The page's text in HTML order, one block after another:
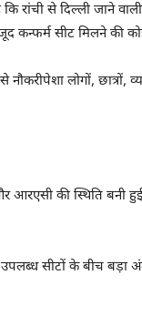
रांची से दिल्ली जाने
कन्फर्म सीट मिलने की
लोगों, छात्रों,
और आरएसी की स्थिति
सीटों के बीच बड़ा